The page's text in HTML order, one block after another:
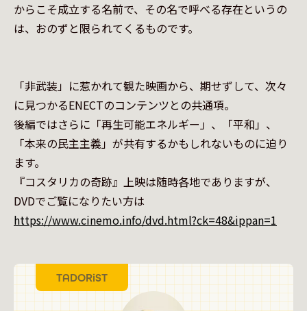
からこそ成立する名前で、その名で呼べる存在というの
は、おのずと限られてくるものです。
「非武装」に惹かれて観た映画から、期せずして、次々
に見つかるENECTのコンテンツとの共通項。
後編ではさらに「再生可能エネルギー」、「平和」、
「本来の民主主義」が共有するかもしれないものに迫り
ます。
『コスタリカの奇跡』上映は随時各地でありますが、
https://www.cinemo.info/dvd.html?ck=48&ippan=1
TADORiST